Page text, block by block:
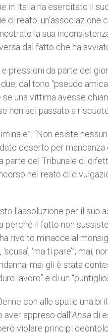
in Italia ha esercitato il
di reato: un’associazione
la sua
dal fatto che ha
pressioni da parte del
dal tono “pseudo
se una vittima avesse
non sei passato a
“Non esiste
deserto per
parte del Tribunale di
nel reato di
l’assoluzione per il suo
il fatto non
rivolto minacce al
‘ma ti pare’”;
mai gli è stata
lavoro” e di un
con alle spalle una
appreso dall’Ansa di
violare principi